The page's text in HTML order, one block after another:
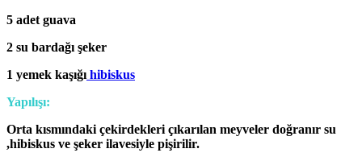
5 adet guava
2 su bardağı şeker
1 yemek kaşığı hibiskus
Yapılışı:
Orta kısmındaki çekirdekleri çıkarılan meyveler doğranır su
,hibiskus ve şeker ilavesiyle pişirilir.